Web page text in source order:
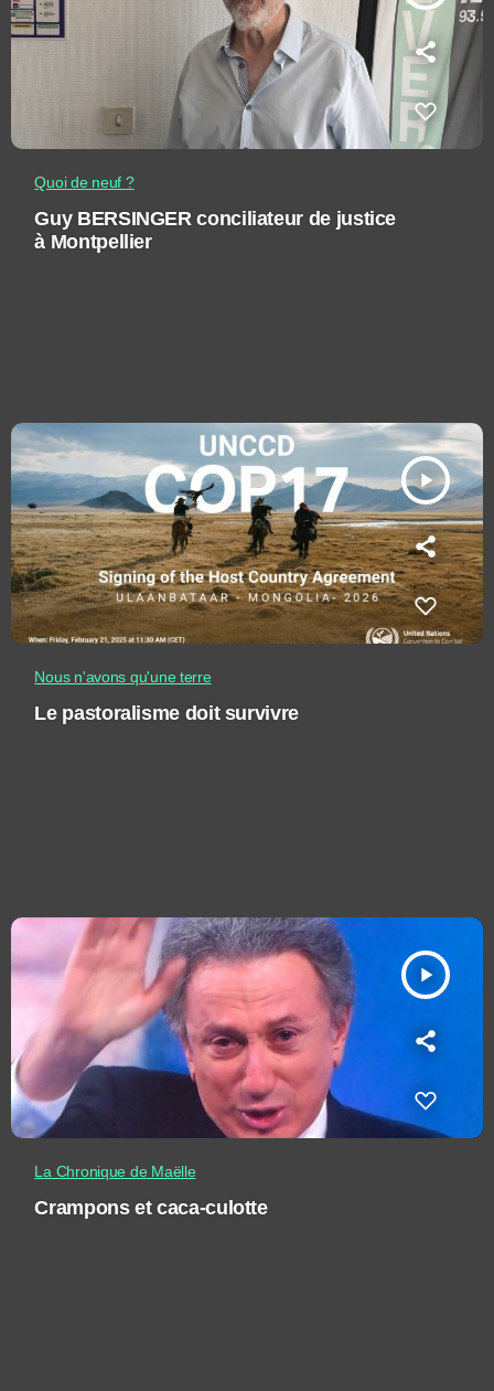
Quoi de neuf ?
Guy BERSINGER conciliateur de justice
à Montpellier
play_arrow
Nous n'avons qu'une terre
Le pastoralisme doit survivre
play_arrow
La Chronique de Maëlle
Crampons et caca-culotte